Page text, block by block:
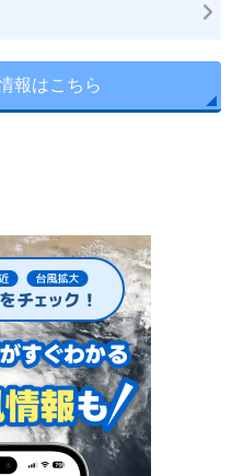
報はこちら